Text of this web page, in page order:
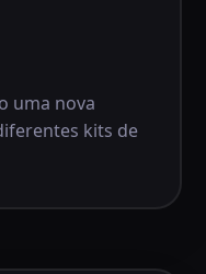
uma nova
kits de